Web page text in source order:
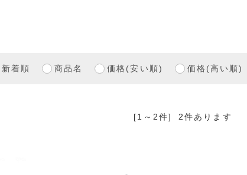
新着順 商品名 価格(安い順) 価格(高い順)
[1～2件] 2件あります